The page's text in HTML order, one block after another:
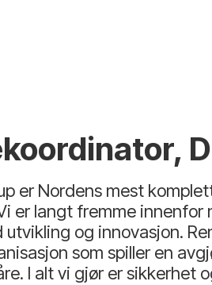
er Nordens mest
er langt fremme
utvikling og innovasjon.
som spiller en
I alt vi gjør er sikkerhet